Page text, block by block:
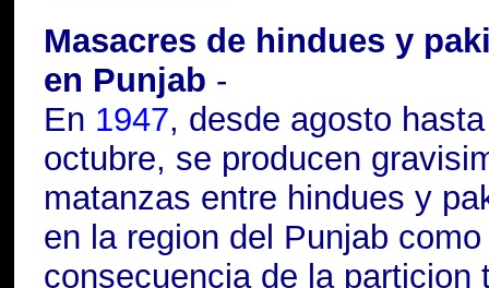
Masacres de hindues y
en Punjab -
En 1947, desde agosto hasta
octubre, se producen
matanzas entre hindues y
en la region del Punjab como
consecuencia de la particion